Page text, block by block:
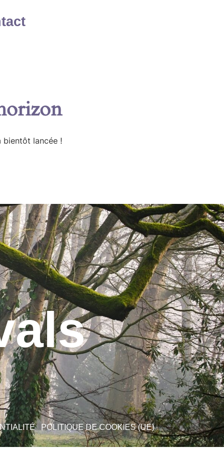
bientôt lancée !
POLITIQUE DE COOKIES (UE)